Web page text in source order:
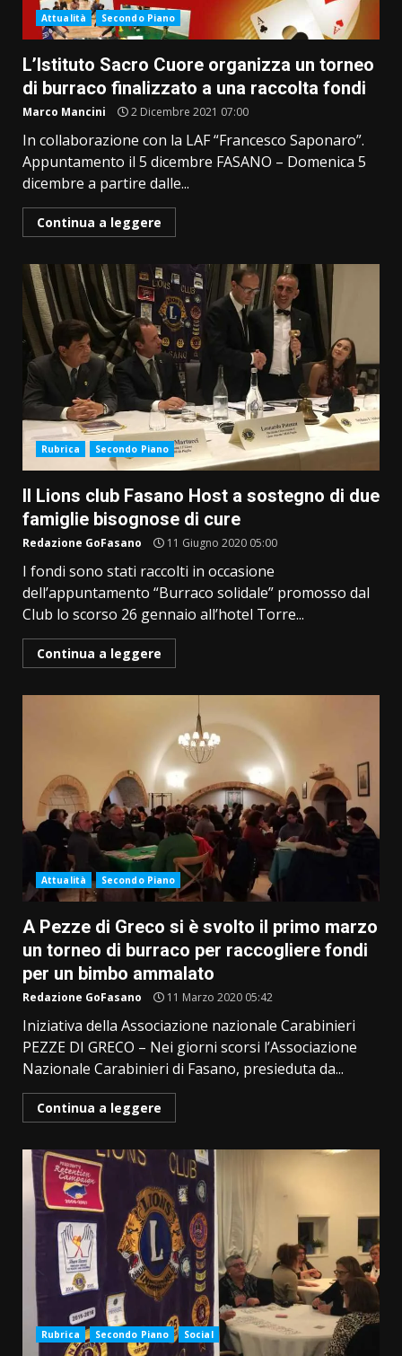
Attualità Secondo Piano
L’Istituto Sacro Cuore organizza un torneo
di burraco finalizzato a una raccolta fondi
Marco Mancini 2 Dicembre 2021 07:00
In collaborazione con la LAF “Francesco Saponaro”.
Appuntamento il 5 dicembre FASANO – Domenica 5
dicembre a partire dalle...
Continua a leggere
Rubrica Secondo Piano
Il Lions club Fasano Host a sostegno di due
famiglie bisognose di cure
Redazione GoFasano 11 Giugno 2020 05:00
I fondi sono stati raccolti in occasione
dell’appuntamento “Burraco solidale” promosso dal
Club lo scorso 26 gennaio all’hotel Torre...
Continua a leggere
Attualità Secondo Piano
A Pezze di Greco si è svolto il primo marzo
un torneo di burraco per raccogliere fondi
per un bimbo ammalato
Redazione GoFasano 11 Marzo 2020 05:42
Iniziativa della Associazione nazionale Carabinieri
PEZZE DI GRECO – Nei giorni scorsi l’Associazione
Nazionale Carabinieri di Fasano, presieduta da...
Continua a leggere
Rubrica Secondo Piano Social